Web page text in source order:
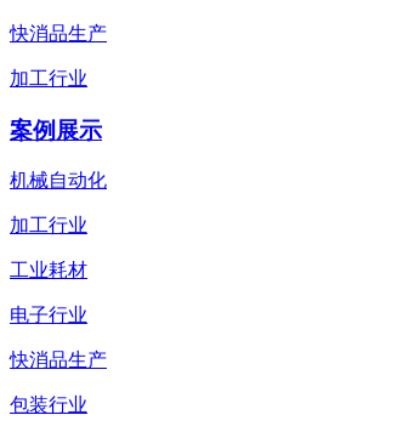
快消品生产
加工行业
案例展示
机械自动化
加工行业
工业耗材
电子行业
快消品生产
包装行业